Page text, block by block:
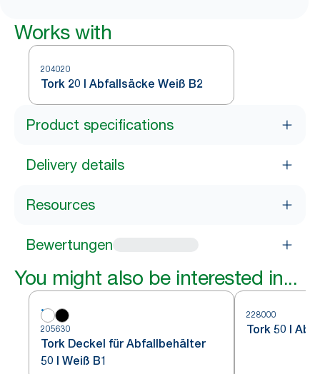
Works with
204020
Tork 20 l Abfallsäcke Weiß B2
Product specifications
Delivery details
Resources
Bewertungen
You might also be interested in...
205630
Tork Deckel für Abfallbehälter
50 l Weiß B1
228000
Tork 50 l